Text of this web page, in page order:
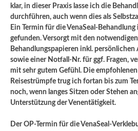
klar, in dieser Praxis lasse ich die
durchführen, auch wenn dies als
Ein Termin für die VenaSeal-Behandlung
gefunden. Versorgt mit den
Behandlungspapieren inkl. persönlichen
sowie einer Notfall-Nr. für ggf. Fragen,
mit sehr gutem Gefühl. Die empfohlenen
Reisestrümpfe trug ich fortan bis zum
noch, wenn langes Sitzen oder Stehen
Unterstützung der Venentätigkeit.
Der OP-Termin für die VenaSeal-